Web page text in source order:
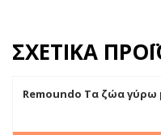
ΣΧΕΤΙΚΆ
Remoundo Τα ζώα γύρω